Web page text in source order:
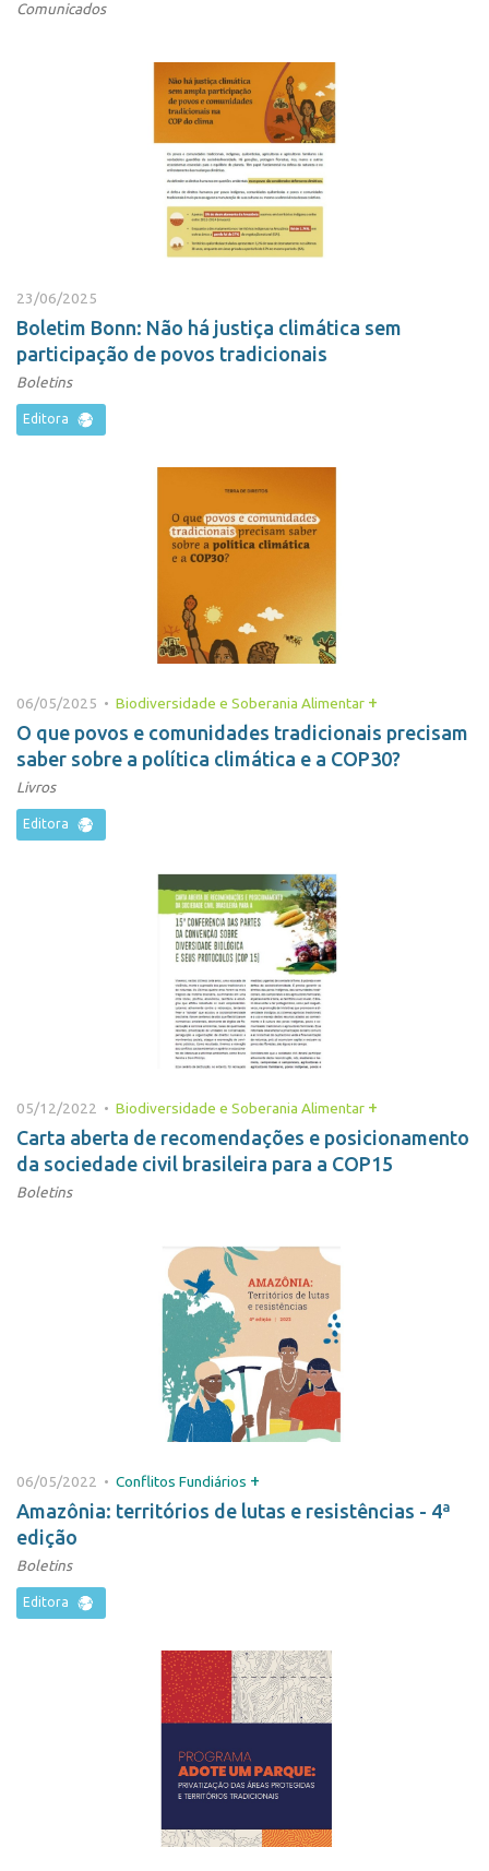
Comunicados
23/06/2025
Boletim Bonn: Não há justiça climática sem
participação de povos tradicionais
Boletins
Editora
06/05/2025 • Biodiversidade e Soberania Alimentar +
O que povos e comunidades tradicionais precisam
saber sobre a política climática e a COP30?
Livros
Editora
05/12/2022 • Biodiversidade e Soberania Alimentar +
Carta aberta de recomendações e posicionamento
da sociedade civil brasileira para a COP15
Boletins
06/05/2022 • Conflitos Fundiários +
Amazônia: territórios de lutas e resistências - 4ª
edição
Boletins
Editora